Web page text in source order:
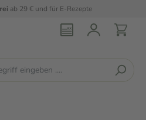
ab 29 € und für E-Rezepte